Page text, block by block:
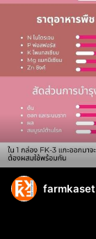
farmkaset